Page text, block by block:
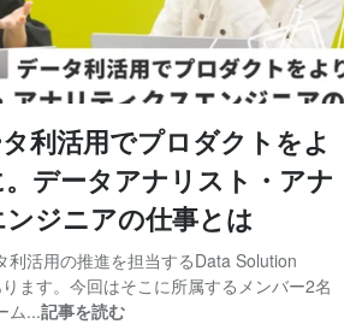
利活用でプロダクトをよ
データアナリスト・アナ
ジニアの仕事とは
利活用の推進を担当するData Solution
ます。今回はそこに所属するメンバー2名
ム...記事を読む